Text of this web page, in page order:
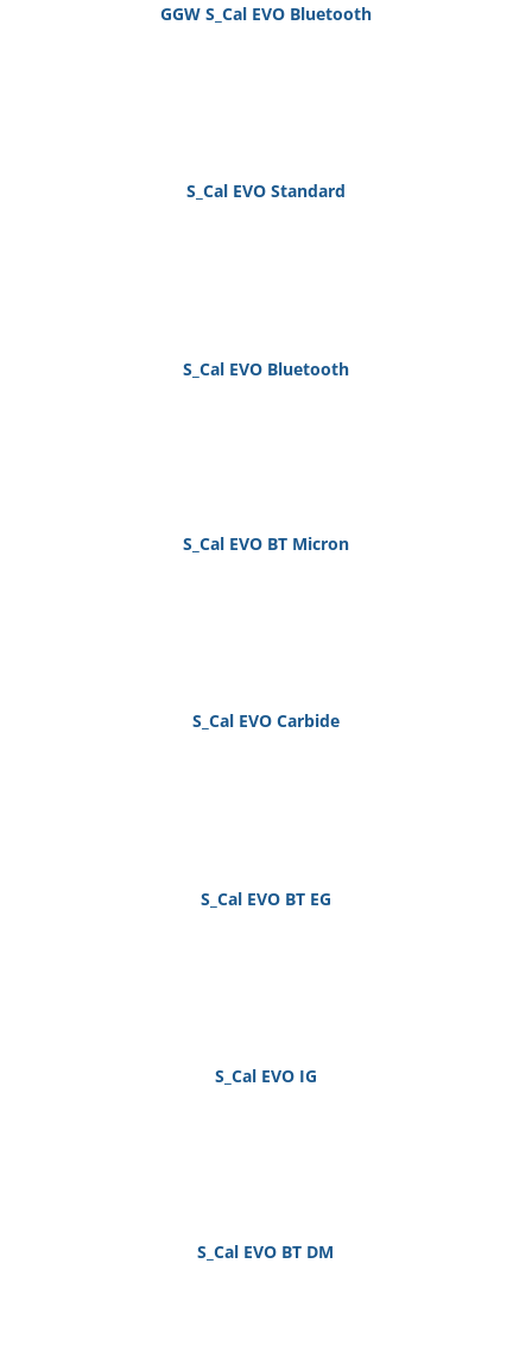
GGW S_Cal EVO Bluetooth
S_Cal EVO Standard
S_Cal EVO Bluetooth
S_Cal EVO BT Micron
S_Cal EVO Carbide
S_Cal EVO BT EG
S_Cal EVO IG
S_Cal EVO BT DM